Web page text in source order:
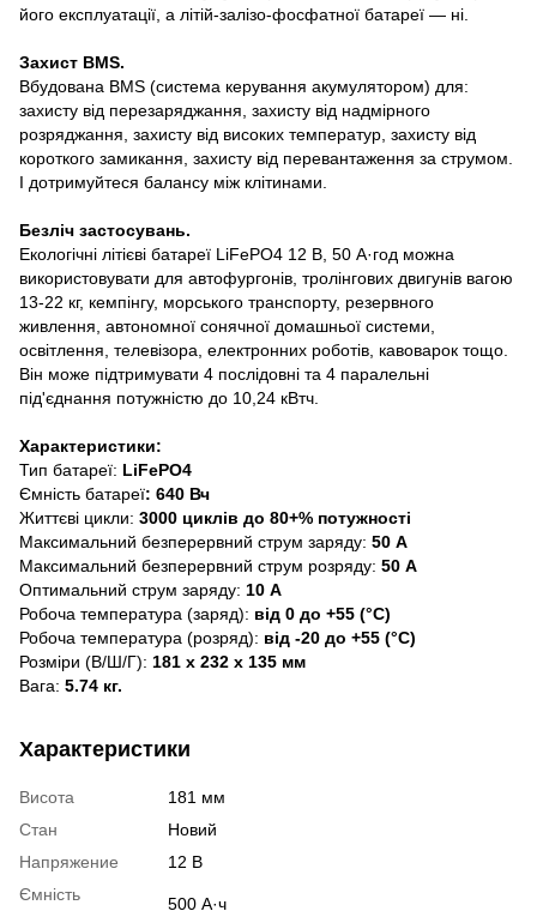
його експлуатації, а літій-залізо-фосфатної батареї — ні.
Захист BMS.
Вбудована BMS (система керування акумулятором) для:
захисту від перезаряджання, захисту від надмірного
розряджання, захисту від високих температур, захисту від
короткого замикання, захисту від перевантаження за струмом.
І дотримуйтеся балансу між клітинами.
Безліч застосувань.
Екологічні літієві батареї LiFePO4 12 В, 50 А·год можна
використовувати для автофургонів, тролінгових двигунів вагою
13-22 кг, кемпінгу, морського транспорту, резервного
живлення, автономної сонячної домашньої системи,
освітлення, телевізора, електронних роботів, кавоварок тощо.
Він може підтримувати 4 послідовні та 4 паралельні
під'єднання потужністю до 10,24 кВтч.
Характеристики:
Тип батареї: LiFePO4
Ємність батареї: 640 Вч
Життєві цикли: 3000 циклів до 80+% потужності
Максимальний безперервний струм заряду: 50 А
Максимальний безперервний струм розряду: 50 А
Оптимальний струм заряду: 10 А
Робоча температура (заряд): від 0 до +55 (°C)
Робоча температура (розряд): від -20 до +55 (°C)
Розміри (В/Ш/Г): 181 х 232 х 135 мм
Вага: 5.74 кг.
Характеристики
Висота
181 мм
Стан
Новий
Напряжение
12 В
Ємність
500 А·ч